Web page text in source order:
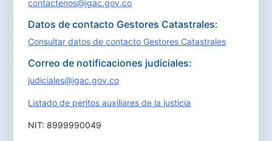
contactenos@igac.gov.co
Datos de contacto Gestores Catastrales:
Consultar datos de contacto Gestores Catastrales
Correo de notificaciones judiciales:
judiciales@igac.gov.co
Listado de peritos auxiliares de la justicia
NIT: 8999990049